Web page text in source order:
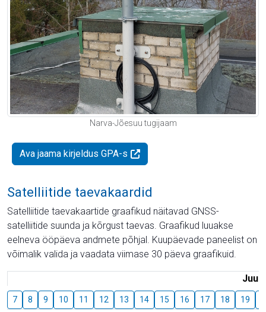
Narva-Jõesuu tugijaam
Ava jaama kirjeldus GPA-s
Satelliitide taevakaardid
Satelliitide taevakaartide graafikud näitavad GNSS-
satelliitide suunda ja kõrgust taevas. Graafikud luuakse
eelneva ööpäeva andmete põhjal. Kuupäevade paneelist on
võimalik valida ja vaadata viimase 30 päeva graafikuid.
Juuli
7 8 9 10 11 12 13 14 15 16 17 18 19